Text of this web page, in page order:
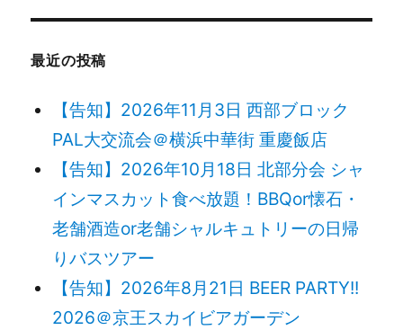
最近の投稿
【告知】2026年11月3日 西部ブロック
PAL大交流会＠横浜中華街 重慶飯店
【告知】2026年10月18日 北部分会 シャ
インマスカット食べ放題！BBQor懐石・
老舗酒造or老舗シャルキュトリーの日帰
りバスツアー
【告知】2026年8月21日 BEER PARTY!!
2026＠京王スカイビアガーデン